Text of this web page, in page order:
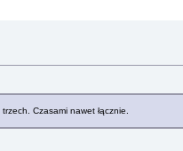
Czasami nawet łącznie.